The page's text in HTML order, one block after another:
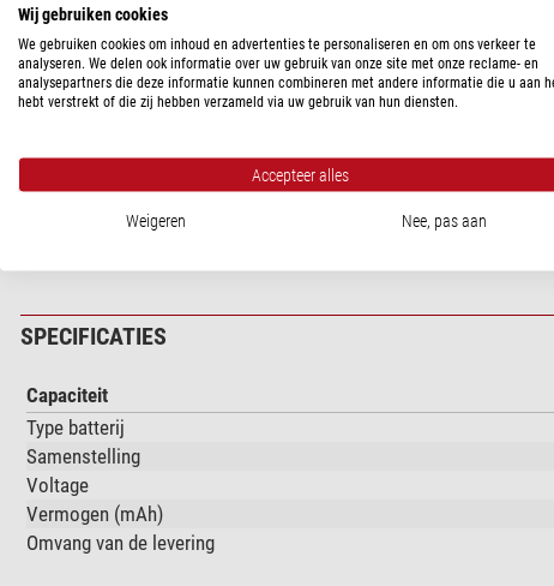
U kunt de batterijen en oplaadbare batterijen na gebruik
directe omgeving (bijvoorbeeld in de winkel, bij gemeentelijke
Het symbool met de doorgestreepte vuilnisbak (volgens §17
mag weggooien.
Onder dit symbool vindt u bovendien de volgende symbolen met
Pb: batterij bevat lood
Cd: batterij bevat cadmium
SPECIFICATIES
Capaciteit
Type batterij
Samenstelling
Voltage
Vermogen (mAh)
Omvang van de levering
Wij gebruiken cookies
We gebruiken cookies om inhoud en advertenties te personaliseren en om ons verkeer te
analyseren. We delen ook informatie over uw gebruik van onze site met onze reclame- en
analysepartners die deze informatie kunnen combineren met andere informatie die u aan
hebt verstrekt of die zij hebben verzameld via uw gebruik van hun diensten.
Accepteer alles
Weigeren Nee, pas aan